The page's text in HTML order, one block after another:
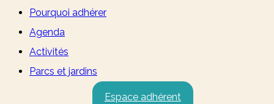
Pourquoi adhérer
Agenda
Activités
Parcs et jardins
Espace adhérent